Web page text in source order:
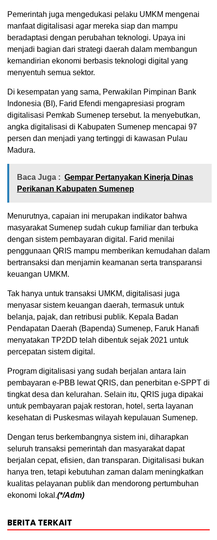
Pemerintah juga mengedukasi pelaku UMKM mengenai
manfaat digitalisasi agar mereka siap dan mampu
beradaptasi dengan perubahan teknologi. Upaya ini
menjadi bagian dari strategi daerah dalam membangun
kemandirian ekonomi berbasis teknologi digital yang
menyentuh semua sektor.
Di kesempatan yang sama, Perwakilan Pimpinan Bank
Indonesia (BI), Farid Efendi mengapresiasi program
digitalisasi Pemkab Sumenep tersebut. Ia menyebutkan,
angka digitalisasi di Kabupaten Sumenep mencapai 97
persen dan menjadi yang tertinggi di kawasan Pulau
Madura.
Baca Juga : Gempar Pertanyakan Kinerja Dinas
Perikanan Kabupaten Sumenep
Menurutnya, capaian ini merupakan indikator bahwa
masyarakat Sumenep sudah cukup familiar dan terbuka
dengan sistem pembayaran digital. Farid menilai
penggunaan QRIS mampu memberikan kemudahan dalam
bertransaksi dan menjamin keamanan serta transparansi
keuangan UMKM.
Tak hanya untuk transaksi UMKM, digitalisasi juga
menyasar sistem keuangan daerah, termasuk untuk
belanja, pajak, dan retribusi publik. Kepala Badan
Pendapatan Daerah (Bapenda) Sumenep, Faruk Hanafi
menyatakan TP2DD telah dibentuk sejak 2021 untuk
percepatan sistem digital.
Program digitalisasi yang sudah berjalan antara lain
pembayaran e-PBB lewat QRIS, dan penerbitan e-SPPT di
tingkat desa dan kelurahan. Selain itu, QRIS juga dipakai
untuk pembayaran pajak restoran, hotel, serta layanan
kesehatan di Puskesmas wilayah kepulauan Sumenep.
Dengan terus berkembangnya sistem ini, diharapkan
seluruh transaksi pemerintah dan masyarakat dapat
berjalan cepat, efisien, dan transparan. Digitalisasi bukan
hanya tren, tetapi kebutuhan zaman dalam meningkatkan
kualitas pelayanan publik dan mendorong pertumbuhan
ekonomi lokal.(*/Adm)
BERITA TERKAIT